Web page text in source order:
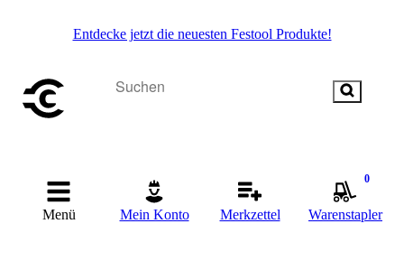
Entdecke jetzt die neuesten Festool Produkte!
Menü Mein Konto Merkzettel
0
Warenstapler